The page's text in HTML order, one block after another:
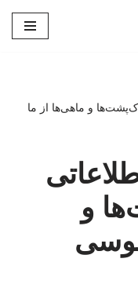
و ماهی‌ها از ما
و